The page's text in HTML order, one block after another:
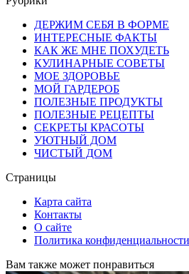
ДЕРЖИМ СЕБЯ В ФОРМЕ
ИНТЕРЕСНЫЕ ФАКТЫ
КАК ЖЕ МНЕ ПОХУДЕТЬ
КУЛИНАРНЫЕ СОВЕТЫ
МОЕ ЗДОРОВЬЕ
МОЙ ГАРДЕРОБ
ПОЛЕЗНЫЕ ПРОДУКТЫ
ПОЛЕЗНЫЕ РЕЦЕПТЫ
СЕКРЕТЫ КРАСОТЫ
УЮТНЫЙ ДОМ
ЧИСТЫЙ ДОМ
Страницы
Карта сайта
Контакты
О сайте
Политика конфиденциальности
Вам также может понравиться